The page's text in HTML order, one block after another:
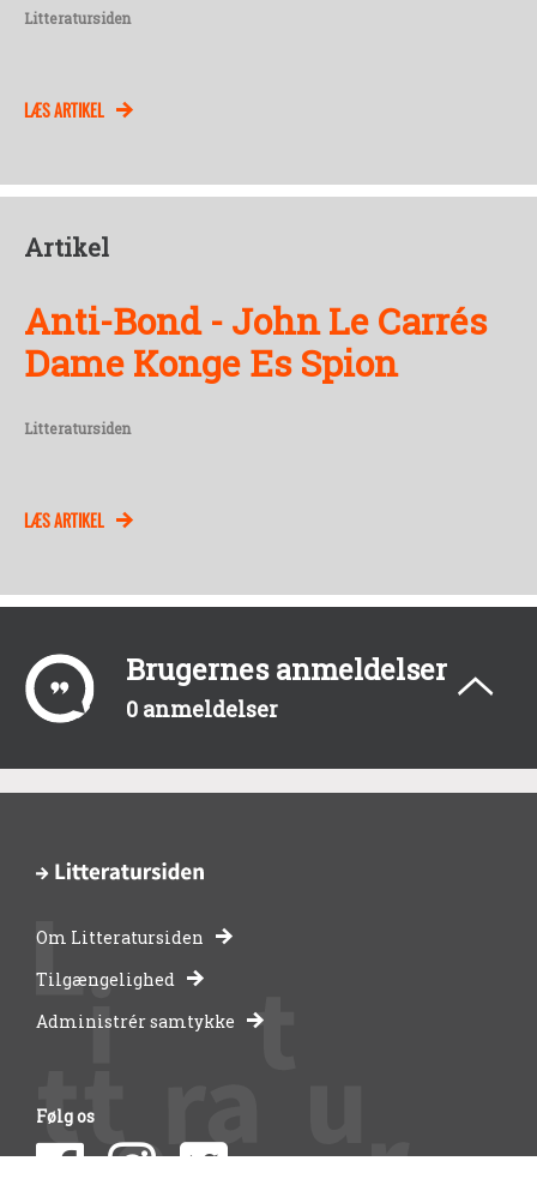
Litteratursiden
LÆS ARTIKEL
Artikel
Anti-Bond - John Le Carrés
Dame Konge Es Spion
Litteratursiden
LÆS ARTIKEL
Brugernes anmeldelser
0 anmeldelser
-
bibliotekernes
side
Om Litteratursiden
Tilgængelighed
Administrér samtykke
Følg os